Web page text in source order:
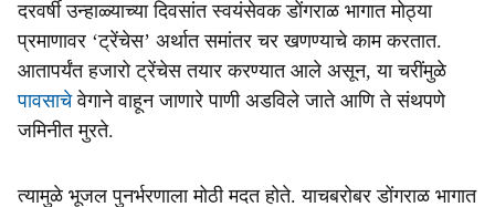
दरवर्षी उन्हाळ्याच्या दिवसांत स्वयंसेवक डोंगराळ भागात मोठ्या
प्रमाणावर ‘ट्रेंचेस’ अर्थात समांतर चर खणण्याचे काम करतात.
आतापर्यंत हजारो ट्रेंचेस तयार करण्यात आले असून, या चरींमुळे
पावसाचेवेगाने वाहून जाणारे पाणी अडविले जाते आणि ते संथपणे
जमिनीत मुरते.
त्यामुळे भूजल पुनर्भरणाला मोठी मदत होते. याचबरोबर डोंगराळ भागात